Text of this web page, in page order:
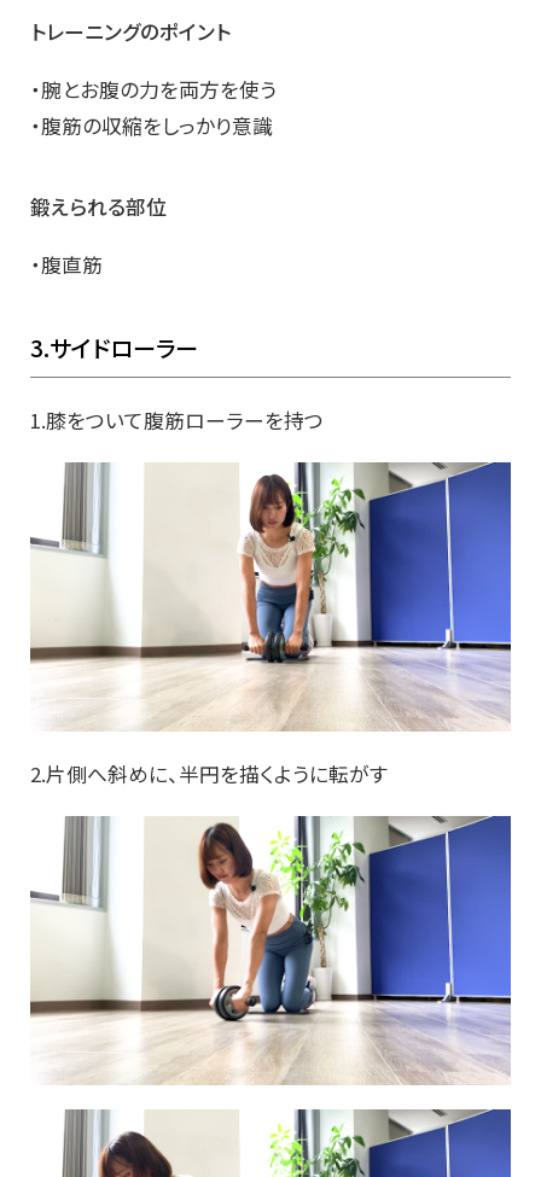
トレーニングのポイント
・腕とお腹の力を両方を使う
・腹筋の収縮をしっかり意識
鍛えられる部位
・腹直筋
3.サイドローラー
1.膝をついて腹筋ローラーを持つ
2.片側へ斜めに、半円を描くように転がす